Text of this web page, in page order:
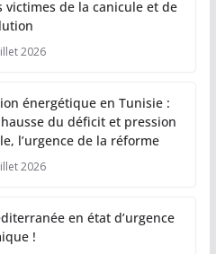
victimes de la canicule et de
2026
énergétique en Tunisie :
du déficit et pression
l’urgence de la réforme
2026
en état d’urgence
!